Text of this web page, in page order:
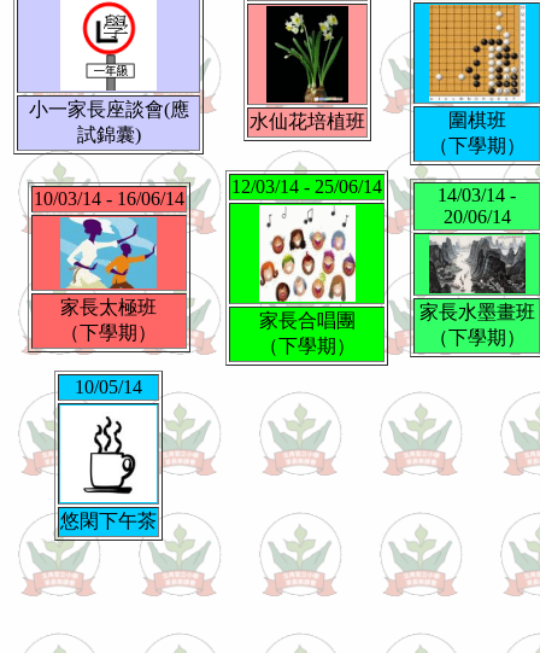
小一家長座談會(應
試錦囊)
水仙花培植班
圍棋班
（下學期）
10/03/14 - 16/06/14
家長太極班
（下學期）
12/03/14 - 25/06/14
家長合唱團
（下學期）
14/03/14 -
20/06/14
家長水墨畫班
（下學期）
10/05/14
悠閑下午茶